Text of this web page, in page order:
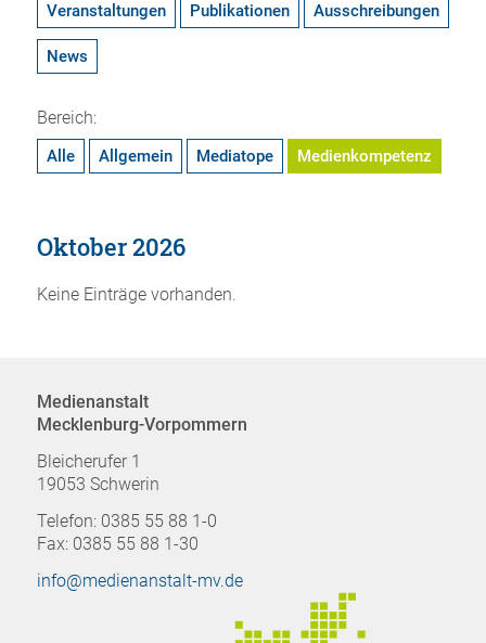
Veranstaltungen Publikationen Ausschreibungen
News
Bereich:
Alle Allgemein Mediatope Medienkompetenz
Oktober 2026
Keine Einträge vorhanden.
Medienanstalt
Mecklenburg-Vorpommern
Bleicherufer 1
19053 Schwerin
Telefon: 0385 55 88 1-0
Fax: 0385 55 88 1-30
info@medienanstalt-mv.de